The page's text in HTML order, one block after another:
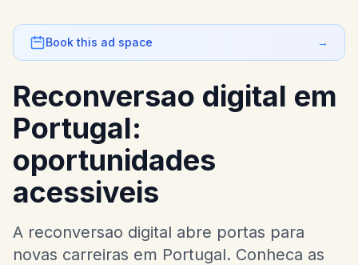
Book this ad space →
Reconversao digital em
Portugal:
oportunidades
acessiveis
A reconversao digital abre portas para
novas carreiras em Portugal. Conheca as